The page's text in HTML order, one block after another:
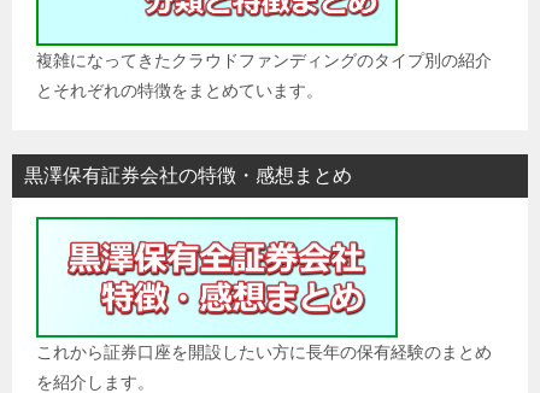
複雑になってきたクラウドファンディングのタイプ別の紹介
とそれぞれの特徴をまとめています。
黒澤保有証券会社の特徴・感想まとめ
これから証券口座を開設したい方に長年の保有経験のまとめ
を紹介します。